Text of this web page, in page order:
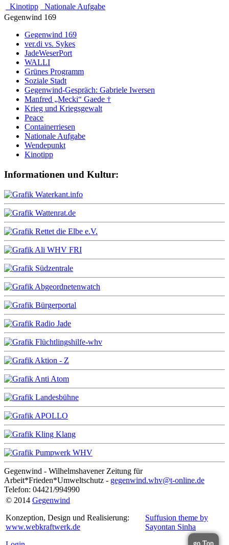
Kinotipp
Nationale Aufgabe
Gegenwind 169
Gegenwind 169
ver.di vs. Sykes
JadeWeserPort
WALLI
Grünes Programm
Soziale Stadt
Gegenwind-Gespräch: Gabriele Iwersen
Manfred „Mecki“ Gaede †
Krieg und Kriegsgewalt
Peace
Containerriesen
Nationale Aufgabe
Wendepunkt
Kinotipp
Informationen und Kultur:
Gegenwind - Wilhelmshavener Zeitung für
Arbeit*Frieden*Umweltschutz - gegenwind.whv@t-online.de
Telefon: 04421/994990
© 2014 Gegenwind
Konzeption, Design und Realisierung:
www.webkraftwerk.de
Suffusion theme by
Sayontan Sinha
go Top